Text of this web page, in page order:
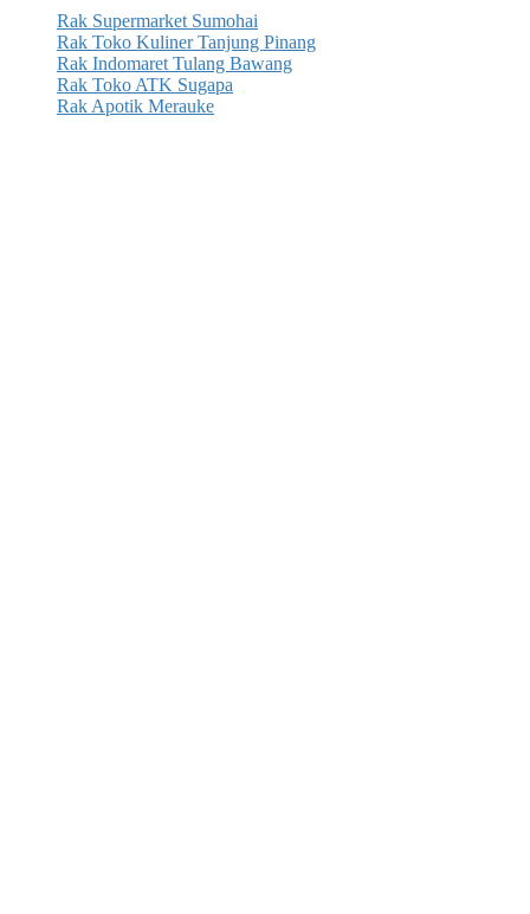
Rak Supermarket Sumohai
Rak Toko Kuliner Tanjung Pinang
Rak Indomaret Tulang Bawang
Rak Toko ATK Sugapa
Rak Apotik Merauke